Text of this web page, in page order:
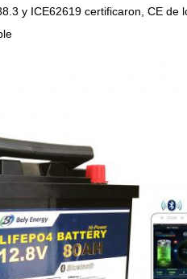
y ICE62619 certificaron, CE de